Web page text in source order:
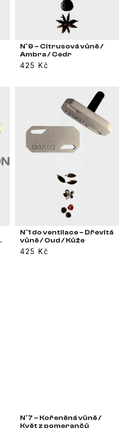
N°9 – Citrusová vůně /
Ambra / Cedr
425 Kč
N°1 do ventilace – Dřevitá
vůně / Oud / Kůže
425 Kč
N°7 – Kořeněná vůně /
Květ z pomerančů